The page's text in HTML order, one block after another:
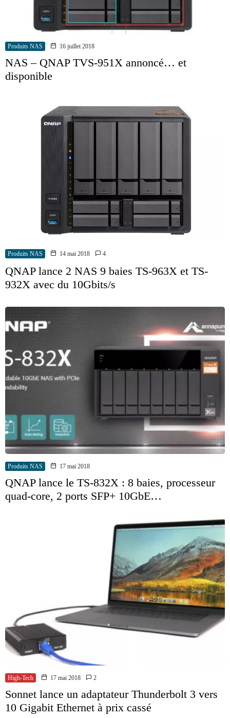
Produits NAS 16 juillet 2018
NAS – QNAP TVS-951X annoncé… et
disponible
Produits NAS 14 mai 2018 4
QNAP lance 2 NAS 9 baies TS-963X et TS-
932X avec du 10Gbits/s
Produits NAS 17 mai 2018
QNAP lance le TS-832X : 8 baies, processeur
quad-core, 2 ports SFP+ 10GbE…
High-Tech 17 mai 2018 2
Sonnet lance un adaptateur Thunderbolt 3 vers
10 Gigabit Ethernet à prix cassé